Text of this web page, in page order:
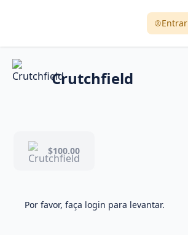
Entrar
Crutchfield
$100.00
Por favor, faça login para levantar.